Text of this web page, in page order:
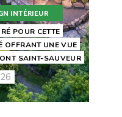
INTÉRIEUR
POUR CETTE
OFFRANT UNE VUE
SAINT-SAUVEUR